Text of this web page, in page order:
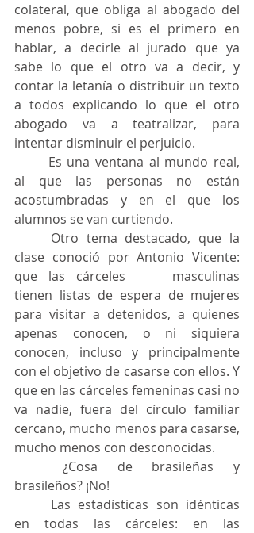
colateral, que obliga al abogado del
menos pobre, si es el primero en
hablar, a decirle al jurado que ya
sabe lo que el otro va a decir, y
contar la letanía o distribuir un texto
a todos explicando lo que el otro
abogado va a teatralizar, para
intentar disminuir el perjuicio.
al que las personas no están
acostumbradas y en el que los
alumnos se van curtiendo.
clase conoció por Antonio Vicente:
que las cárceles 	masculinas
tienen listas de espera de mujeres
para visitar a detenidos, a quienes
apenas conocen, o ni siquiera
conocen, incluso y principalmente
con el objetivo de casarse con ellos. Y
que en las cárceles femeninas casi no
va nadie, fuera del círculo familiar
cercano, mucho menos para casarse,
mucho menos con desconocidas.
brasileños? ¡No!
en todas las cárceles: en las